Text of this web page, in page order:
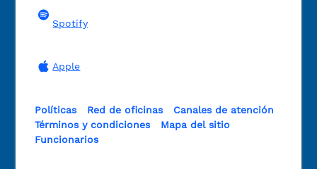
Spotify
Apple
Políticas Red de oficinas
Canales de atención
Términos y condiciones
Mapa del sitio
Funcionarios